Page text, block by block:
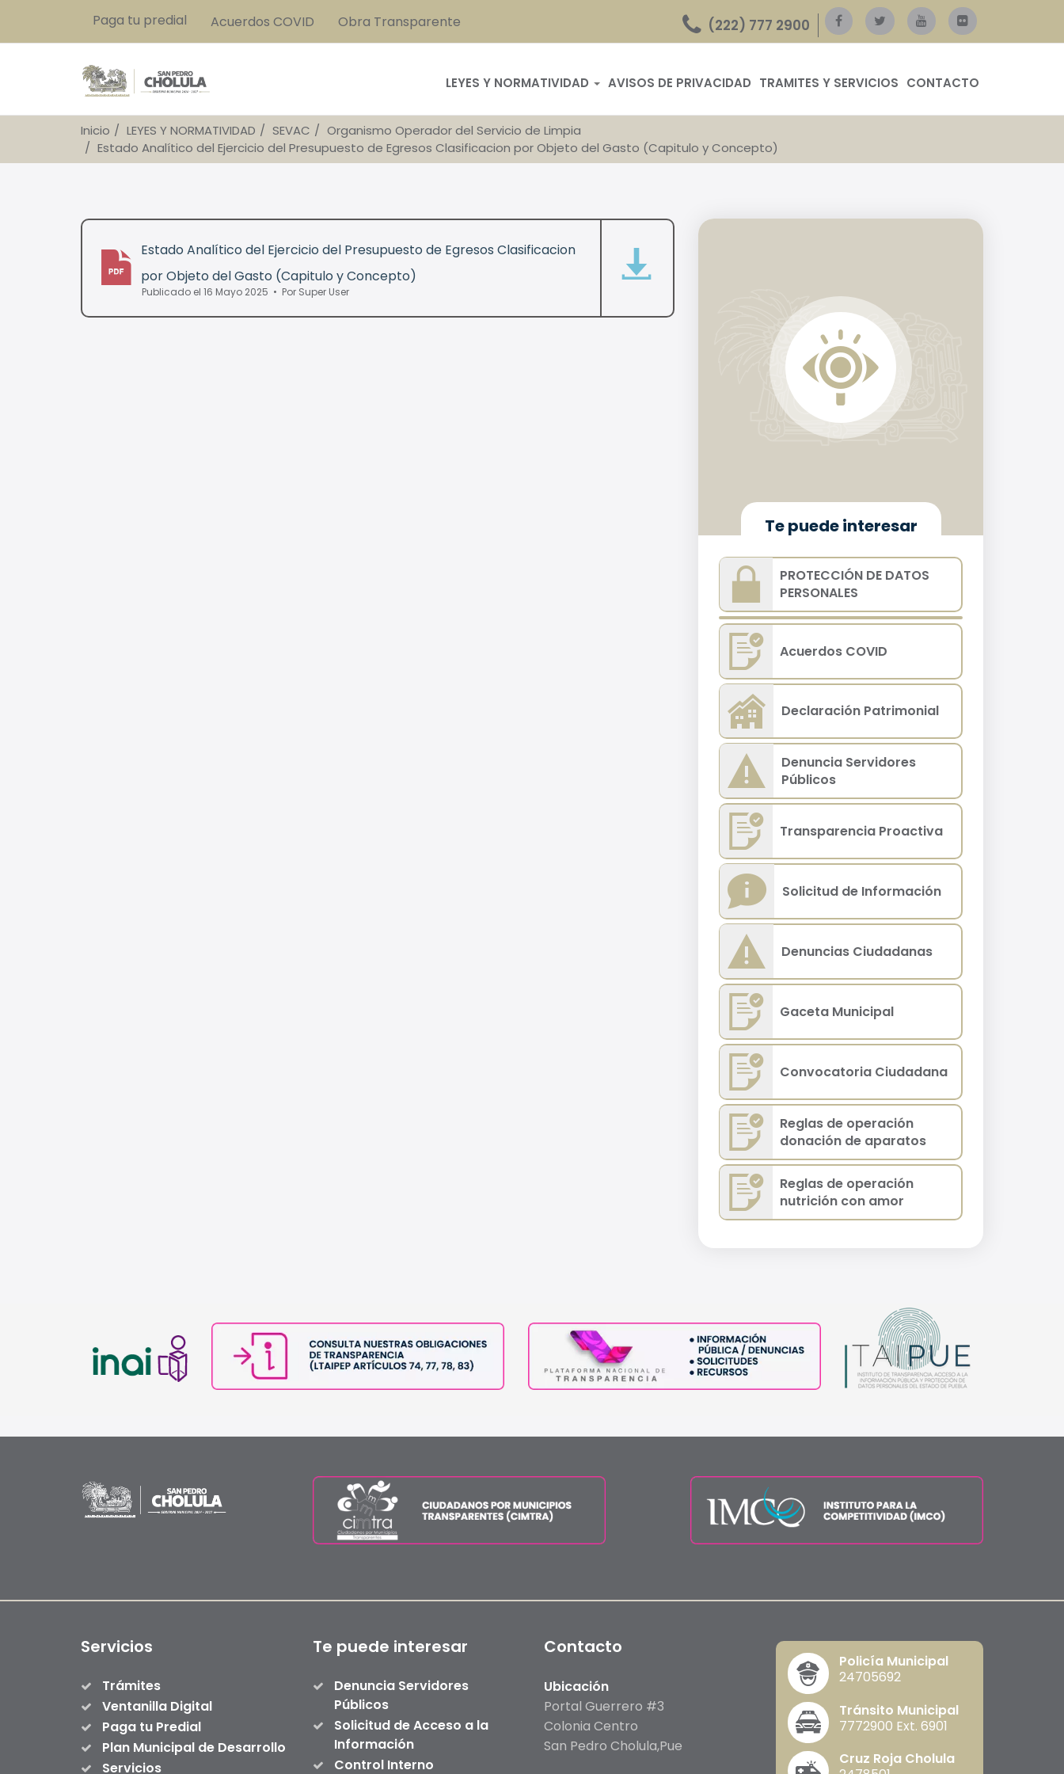
Paga tu predial Acuerdos COVID Obra Transparente (222) 777 2900
LEYES Y NORMATIVIDAD AVISOS DE PRIVACIDAD TRAMITES Y SERVICIOS CONTACTO
Inicio LEYES Y NORMATIVIDAD SEVAC
Organismo Operador del Servicio de Limpia
Estado Analítico del Ejercicio del Presupuesto de Egresos Clasificacion por Objeto del Gasto (Capitulo y Concepto)
pdf
Estado Analítico del Ejercicio del Presupuesto de Egresos Clasificacion
por Objeto del Gasto (Capitulo y Concepto)
Publicado el 16 Mayo 2025 Por Super User
Te puede interesar
PROTECCIÓN DE DATOS
PERSONALES
Acuerdos COVID
Declaración Patrimonial
Denuncia Servidores
Públicos
Transparencia Proactiva
Solicitud de Información
Denuncias Ciudadanas
Gaceta Municipal
Convocatoria Ciudadana
Reglas de operación
donación de aparatos
Reglas de operación
nutrición con amor
Servicios
Trámites
Ventanilla Digital
Paga tu Predial
Plan Municipal de Desarrollo
Servicios
Te puede interesar
Denuncia Servidores
Públicos
Solicitud de Acceso a la
Información
Control Interno
Contacto
Ubicación
Portal Guerrero #3
Colonia Centro
San Pedro Cholula,Pue
Policía Municipal
24705692
Tránsito Municipal
7772900 Ext. 6901
Cruz Roja Cholula